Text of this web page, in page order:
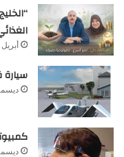
أبريل 13, 2026
ديسمبر 10,
ديسمبر 10,